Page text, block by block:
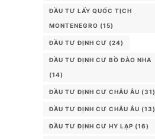
ĐẦU TƯ LẤY QUỐC TỊCH
MONTENEGRO (15)
ĐẦU TƯ ĐỊNH CƯ (24)
ĐẦU TƯ ĐỊNH CƯ BỒ ĐÀO NHA
(14)
ĐẦU TƯ ĐỊNH CƯ CHÂU ÂU (31)
ĐẦU TƯ ĐỊNH CƯ CHÂU ÂU (13)
ĐẦU TƯ ĐỊNH CƯ HY LẠP (16)